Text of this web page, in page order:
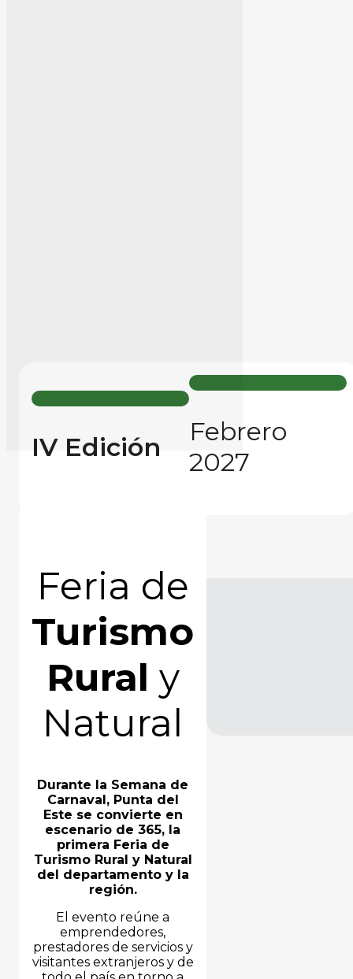
IV Edición
Febrero
2027
Feria de
Turismo
Rural y
Natural
Durante la Semana de
Carnaval, Punta del
Este se convierte en
escenario de 365, la
primera Feria de
Turismo Rural y Natural
del departamento y la
región.
El evento reúne a
emprendedores,
prestadores de servicios y
visitantes extranjeros y de